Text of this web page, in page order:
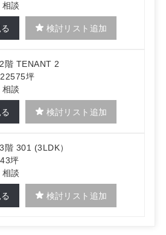
談
検討リスト追加
階 TENANT 2
坪
談
検討リスト追加
階 301 (3LDK）
坪
談
検討リスト追加